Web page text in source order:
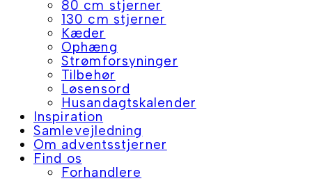
80 cm stjerner
130 cm stjerner
Kæder
Ophæng
Strømforsyninger
Tilbehør
Løsensord
Husandagtskalender
Inspiration
Samlevejledning
Om adventsstjerner
Find os
Forhandlere